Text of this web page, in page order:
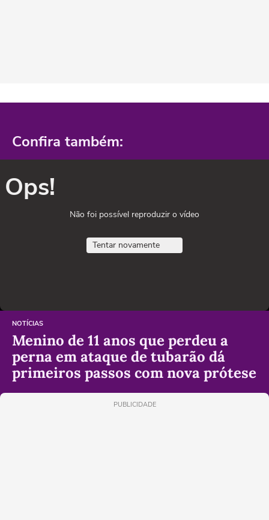
Confira também:
Ops!
Não foi possível reproduzir o vídeo
Tentar novamente
NOTÍCIAS
Menino de 11 anos que perdeu a
perna em ataque de tubarão dá
primeiros passos com nova prótese
PUBLICIDADE